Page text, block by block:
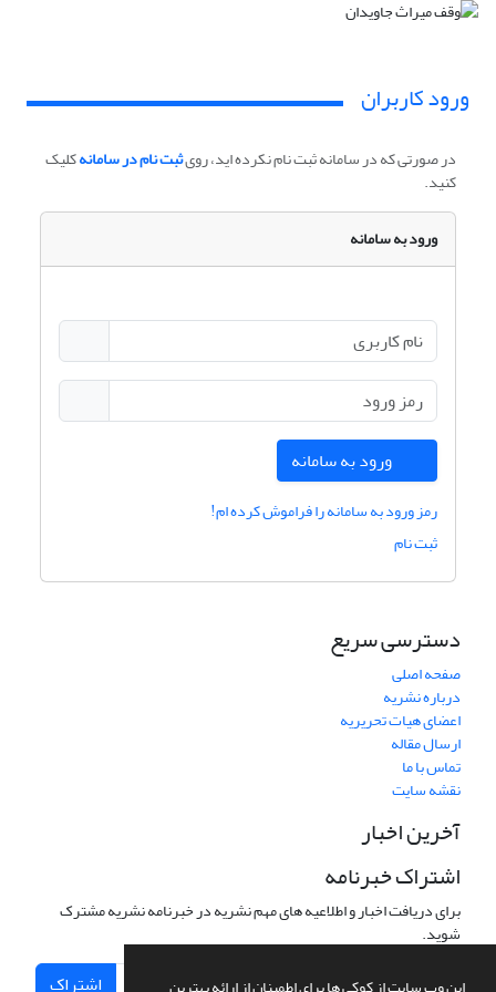
ورود کاربران
در صورتی که در سامانه ثبت نام نکرده اید، رویثبت نام در سامانهکلیک
کنید.
ورود به سامانه
ورود به سامانه
رمز ورود به سامانه را فراموش کرده ام!
ثبت نام
دسترسی سریع
صفحه اصلی
درباره نشریه
اعضای هیات تحریریه
ارسال مقاله
تماس با ما
نقشه سایت
آخرین اخبار
اشتراک خبرنامه
برای دریافت اخبار و اطلاعیه های مهم نشریه در خبرنامه نشریه مشترک
شوید.
اشتراک